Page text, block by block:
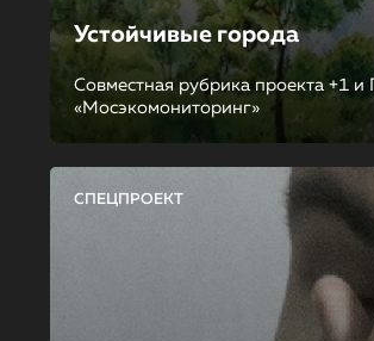
Устойчивые города
Совместная рубрика проекта +1 и
«Мосэкомониторинг»
СПЕЦПРОЕКТ